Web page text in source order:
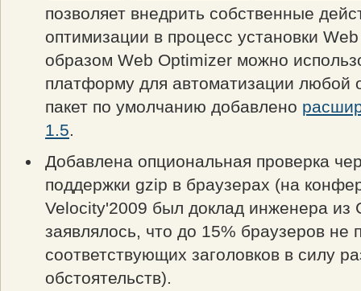
позволяет внедрить собственные
оптимизации в процесс установки
образом Web Optimizer можно
платформу для автоматизации любой
пакет по умолчанию добавлено
1.5.
Добавлена опциональная проверка
поддержки gzip в браузерах (на
Velocity'2009 был доклад инженера из
заявлялось, что до 15% браузеров не
соответствующих заголовков в силу
обстоятельств).